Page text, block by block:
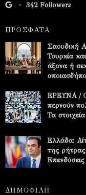
- 342 Followers
ΠΡΟΣΦΑΤΑ
Σαουδική
Τουρκία
άξονα ή
ΕΡΕΥΝΑ /
περνούν
Τα
Ελλάδα:
της
ΔΗΜΟΦΙΛΗ